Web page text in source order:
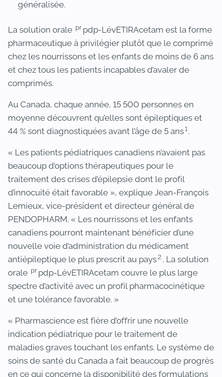
généralisée.
La solution orale pr pdp-LévETIRAcetam est la forme
pharmaceutique à privilégier plutôt que le comprimé
chez les nourrissons et les enfants de moins de 6 ans
et chez tous les patients incapables d’avaler de
comprimés.
Au Canada, chaque année, 15 500 personnes en
moyenne découvrent qu’elles sont épileptiques et
44 % sont diagnostiquées avant l’âge de 5 ans1 .
« Les patients pédiatriques canadiens n’avaient pas
beaucoup d’options thérapeutiques pour le
traitement des crises d’épilepsie dont le profil
d’innocuité était favorable », explique Jean-François
Lemieux, vice-président et directeur général de
PENDOPHARM. « Les nourrissons et les enfants
canadiens pourront maintenant bénéficier d’une
nouvelle voie d’administration du médicament
antiépileptique le plus prescrit au pays2 . La solution
orale pr pdp-LévETIRAcetam couvre le plus large
spectre d’activité avec un profil pharmacocinétique
et une tolérance favorable. »
« Pharmascience est fière d’offrir une nouvelle
indication pédiatrique pour le traitement de
maladies graves touchant les enfants. Le système de
soins de santé du Canada a fait beaucoup de progrès
en ce qui concerne la disponibilité des formulations